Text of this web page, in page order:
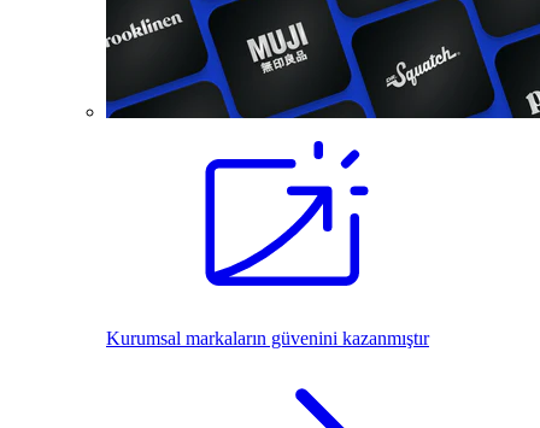
Kurumsal markaların güvenini kazanmıştır